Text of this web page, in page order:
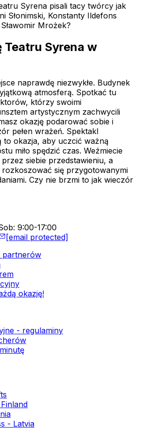
Syrena pisali tacy twórcy jak
Słonimski, Konstanty Ildefons
Mrożek?
Teatru Syrena w
naprawdę niezwykłe. Budynek
atmosferą. Spotkać tu
którzy swoimi
artystycznym zachwycili
okazję podarować sobie i
pełen wrażeń. Spektakl
to okazja, aby uczcić ważną
miło spędzić czas. Weźmiecie
siebie przedstawieniu, a
rozkoszować się przygotowanymi
Czy nie brzmi to jak wieczór
: 9:00-17:00
[email protected]
partnerów
okazję!
- regulaminy
- Latvia